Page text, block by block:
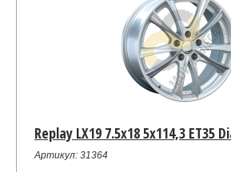
Replay LX19 7.5x18 5x114,3 ET35
Артикул: 31364